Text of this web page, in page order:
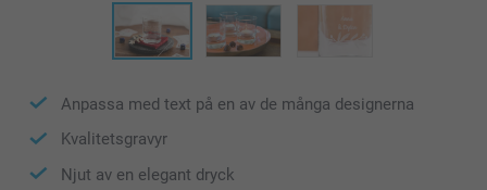
Anpassa med text på en av de många designerna
Kvalitetsgravyr
Njut av en elegant dryck